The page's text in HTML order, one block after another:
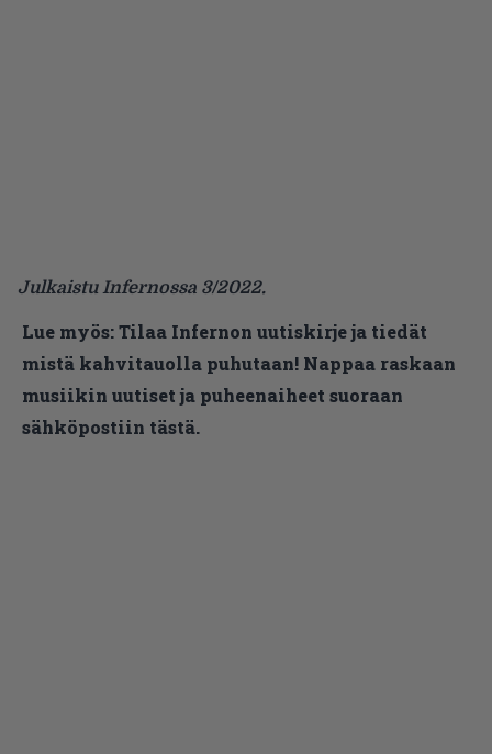
Julkaistu Infernossa 3/2022.
Lue myös:Tilaa Infernon uutiskirje ja tiedät
mistä kahvitauolla puhutaan! Nappaa raskaan
musiikin uutiset ja puheenaiheet suoraan
sähköpostiin tästä.